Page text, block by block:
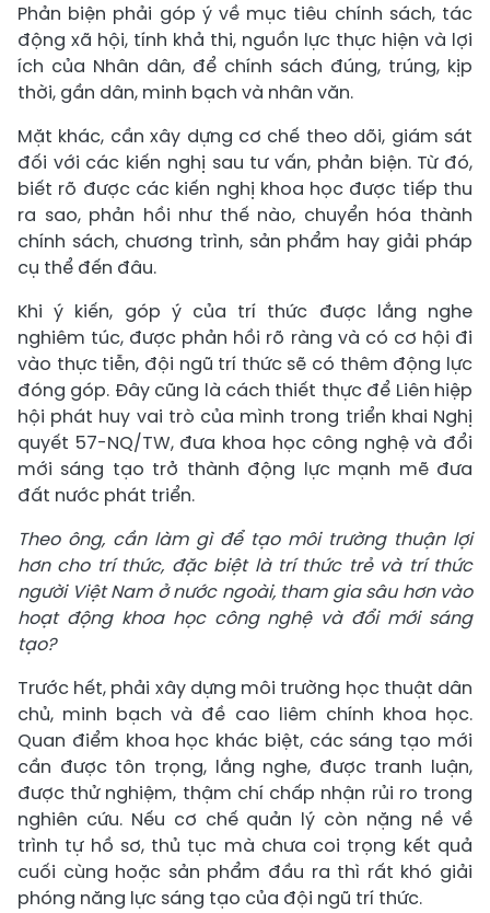
Phản biện phải góp ý về mục tiêu chính sách, tác
động xã hội, tính khả thi, nguồn lực thực hiện và lợi
ích của Nhân dân, để chính sách đúng, trúng, kịp
thời, gần dân, minh bạch và nhân văn.
Mặt khác, cần xây dựng cơ chế theo dõi, giám sát
đối với các kiến nghị sau tư vấn, phản biện. Từ đó,
biết rõ được các kiến nghị khoa học được tiếp thu
ra sao, phản hồi như thế nào, chuyển hóa thành
chính sách, chương trình, sản phẩm hay giải pháp
cụ thể đến đâu.
Khi ý kiến, góp ý của trí thức được lắng nghe
nghiêm túc, được phản hồi rõ ràng và có cơ hội đi
vào thực tiễn, đội ngũ trí thức sẽ có thêm động lực
đóng góp. Đây cũng là cách thiết thực để Liên hiệp
hội phát huy vai trò của mình trong triển khai Nghị
quyết 57-NQ/TW, đưa khoa học công nghệ và đổi
mới sáng tạo trở thành động lực mạnh mẽ đưa
đất nước phát triển.
Theo ông, cần làm gì để tạo môi trường thuận lợi
hơn cho trí thức, đặc biệt là trí thức trẻ và trí thức
người Việt Nam ở nước ngoài, tham gia sâu hơn vào
hoạt động khoa học công nghệ và đổi mới sáng
tạo?
Trước hết, phải xây dựng môi trường học thuật dân
chủ, minh bạch và đề cao liêm chính khoa học.
Quan điểm khoa học khác biệt, các sáng tạo mới
cần được tôn trọng, lắng nghe, được tranh luận,
được thử nghiệm, thậm chí chấp nhận rủi ro trong
nghiên cứu. Nếu cơ chế quản lý còn nặng nề về
trình tự hồ sơ, thủ tục mà chưa coi trọng kết quả
cuối cùng hoặc sản phẩm đầu ra thì rất khó giải
phóng năng lực sáng tạo của đội ngũ trí thức.